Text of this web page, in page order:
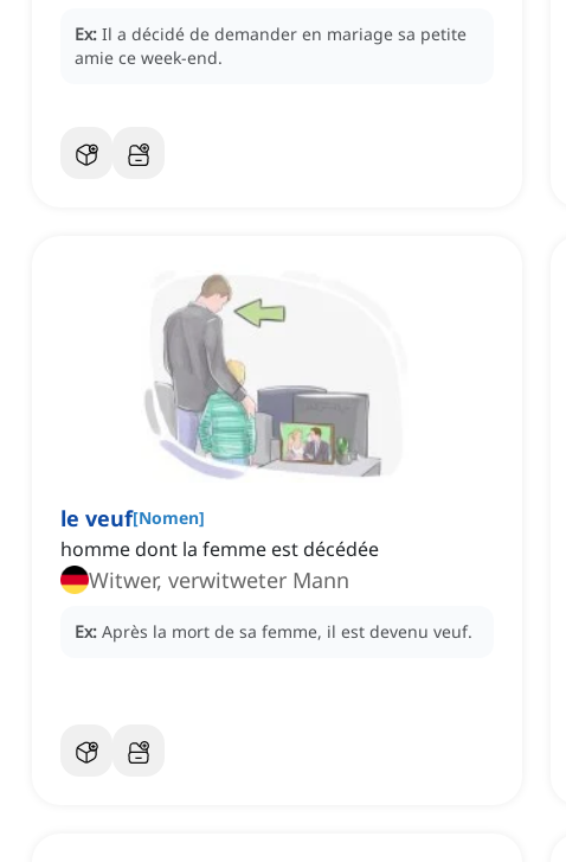
Ex: Il a décidé de demander en mariage sa petite
amie ce week-end.
le veuf[Nomen]
homme dont la femme est décédée
Witwer, verwitweter Mann
Ex: Après la mort de sa femme, il est devenu veuf.